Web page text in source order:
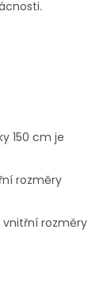
150 cm je
rozměry
vnitřní rozměry